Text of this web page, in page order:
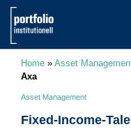
Home » Asset
Axa
Asset Management
Fixed-Income-